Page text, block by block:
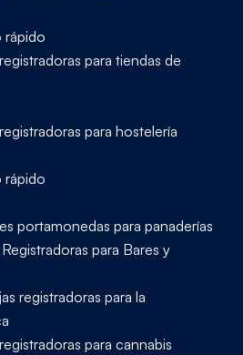
rápido
para tiendas de
para hostelería
rápido
portamonedas para panaderías
para Bares y
registradoras para la
para cannabis